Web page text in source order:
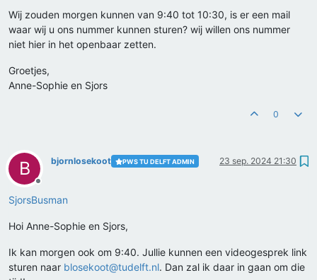
Wij zouden morgen kunnen van 9:40 tot 10:30, is er een mail
waar wij u ons nummer kunnen sturen? wij willen ons nummer
niet hier in het openbaar zetten.
Groetjes,
Anne-Sophie en Sjors
0
B
Offline
bjornlosekoot PWS TU DELFT ADMIN 23 sep. 2024 21:30
SjorsBusman
Hoi Anne-Sophie en Sjors,
Ik kan morgen ook om 9:40. Jullie kunnen een videogesprek link
sturen naar blosekoot@tudelft.nl. Dan zal ik daar in gaan om die